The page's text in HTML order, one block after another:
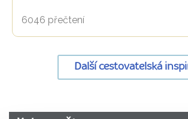
6046 přečtení
Další cestovatelská